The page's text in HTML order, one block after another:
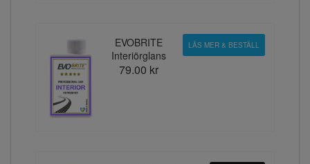
EVOBRITE
Interiörglans
79.00 kr
LÄS MER & BESTÄLL